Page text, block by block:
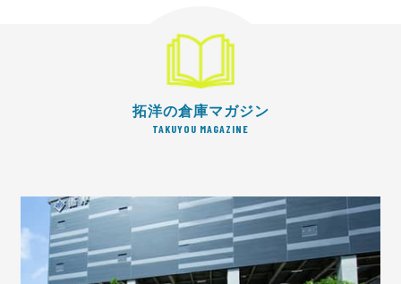
拓洋の倉庫マガジン
TAKUYOU MAGAZINE